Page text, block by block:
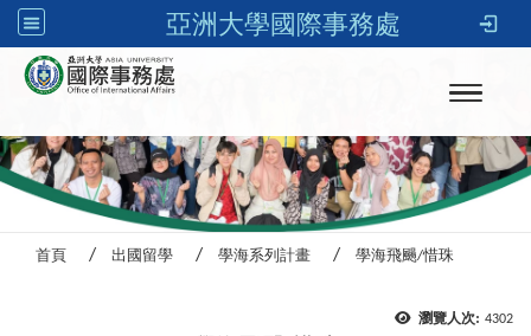
亞洲大學國際事務處
Toggle
首頁 出國留學 學海系列計畫 學海飛颺/惜珠
瀏覽人次: 4302